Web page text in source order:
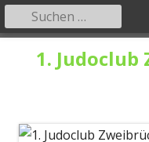
1. Judoclub
Primäres
Menü